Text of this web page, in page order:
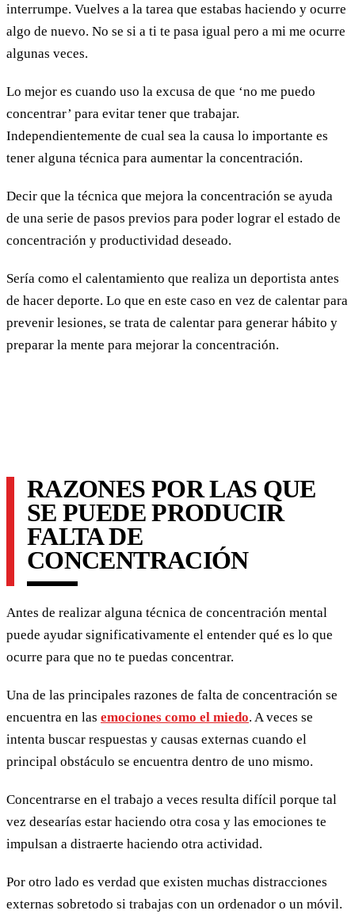
interrumpe. Vuelves a la tarea que estabas haciendo y ocurre
algo de nuevo. No se si a ti te pasa igual pero a mi me ocurre
algunas veces.
Lo mejor es cuando uso la excusa de que ‘no me puedo
concentrar’ para evitar tener que trabajar.
Independientemente de cual sea la causa lo importante es
tener alguna técnica para aumentar la concentración.
Decir que la técnica que mejora la concentración se ayuda
de una serie de pasos previos para poder lograr el estado de
concentración y productividad deseado.
Sería como el calentamiento que realiza un deportista antes
de hacer deporte. Lo que en este caso en vez de calentar para
prevenir lesiones, se trata de calentar para generar hábito y
preparar la mente para mejorar la concentración.
RAZONES POR LAS QUE
SE PUEDE PRODUCIR
FALTA DE
CONCENTRACIÓN
Antes de realizar alguna técnica de concentración mental
puede ayudar significativamente el entender qué es lo que
ocurre para que no te puedas concentrar.
Una de las principales razones de falta de concentración se
encuentra en las emociones como el miedo. A veces se
intenta buscar respuestas y causas externas cuando el
principal obstáculo se encuentra dentro de uno mismo.
Concentrarse en el trabajo a veces resulta difícil porque tal
vez desearías estar haciendo otra cosa y las emociones te
impulsan a distraerte haciendo otra actividad.
Por otro lado es verdad que existen muchas distracciones
externas sobretodo si trabajas con un ordenador o un móvil.